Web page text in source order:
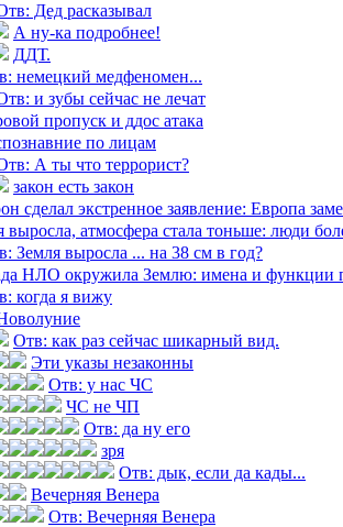
Дед расказывал
А ну-ка подробнее!
ДДТ.
немецкий медфеномен...
и зубы сейчас не лечат
пропуск и ддос атака
по лицам
А ты что террорист?
закон есть закон
сделал экстренное заявление: Европа
выросла, атмосфера стала тоньше: люди
Земля выросла ... на 38 см в год?
НЛО окружила Землю: имена и функции
когда я вижу
Отв: как раз сейчас шикарный вид.
Эти указы незаконны
Отв: у нас ЧС
ЧС не ЧП
Отв: да ну его
зря
Отв: дык, если да кады...
Вечерняя Венера
Отв: Вечерняя Венера